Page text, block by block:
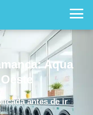
Aqua
antes de ir